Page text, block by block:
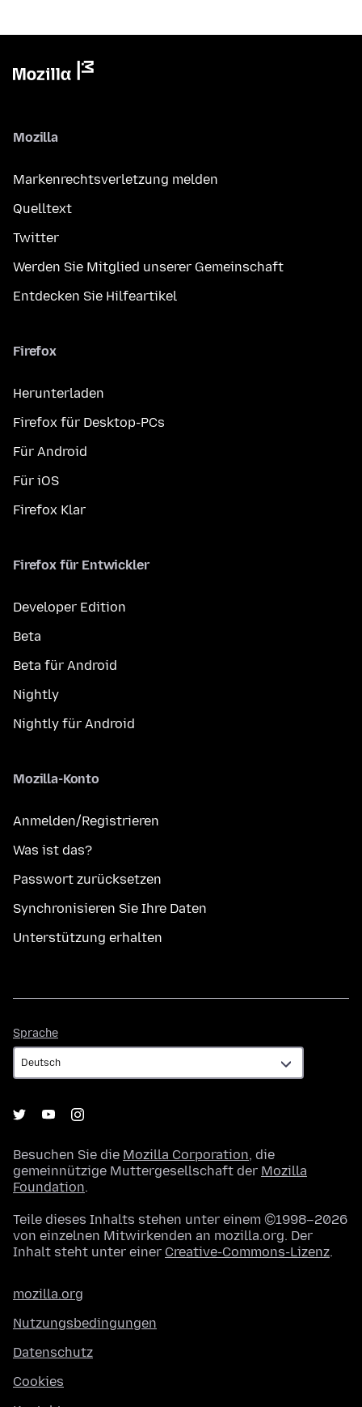
Mozilla
Markenrechtsverletzung melden
Quelltext
Twitter
Werden Sie Mitglied unserer Gemeinschaft
Entdecken Sie Hilfeartikel
Firefox
Herunterladen
Firefox für Desktop-PCs
Für Android
Für iOS
Firefox Klar
Firefox für Entwickler
Developer Edition
Beta
Beta für Android
Nightly
Nightly für Android
Mozilla-Konto
Anmelden/Registrieren
Was ist das?
Passwort zurücksetzen
Synchronisieren Sie Ihre Daten
Unterstützung erhalten
Sprache
Besuchen Sie die Mozilla Corporation, die
gemeinnützige Muttergesellschaft der Mozilla
Foundation.
Teile dieses Inhalts stehen unter einem ©1998–2026
von einzelnen Mitwirkenden an mozilla.org. Der
Inhalt steht unter einer Creative-Commons-Lizenz.
mozilla.org
Nutzungsbedingungen
Datenschutz
Cookies